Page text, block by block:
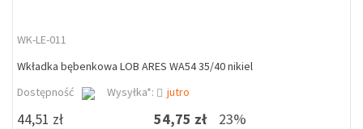
WK-LE-011
Wkładka bębenkowa LOB ARES WA54 35/40 nikiel
Dostępność
Wysyłka*: jutro
44,51 zł 54,75 zł 23%